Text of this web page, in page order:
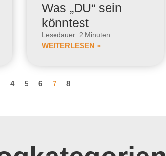
Was „DU“ sein
könntest
Lesedauer: 2 Minuten
WEITERLESEN »
4 5 6 7 8